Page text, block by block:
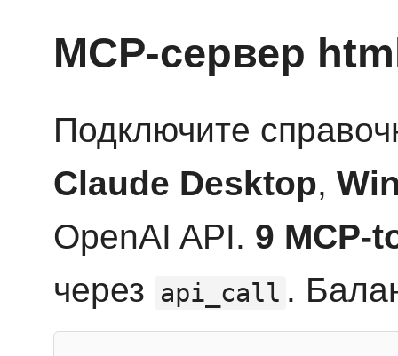
MCP-сервер
Подключите
Claude Desktop,
OpenAI API. 9 MCP-
через api_call .